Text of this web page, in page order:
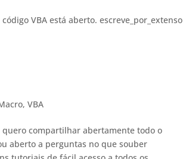
VBA está aberto. escreve_por_extenso
, VBA
compartilhar abertamente todo o
aberto a perguntas no que souber